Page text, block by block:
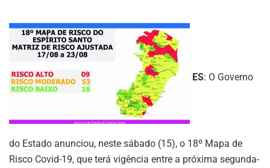
ES: O Governo
do Estado anunciou, neste sábado (15), o 18º Mapa de
Risco Covid-19, que terá vigência entre a próxima segunda-